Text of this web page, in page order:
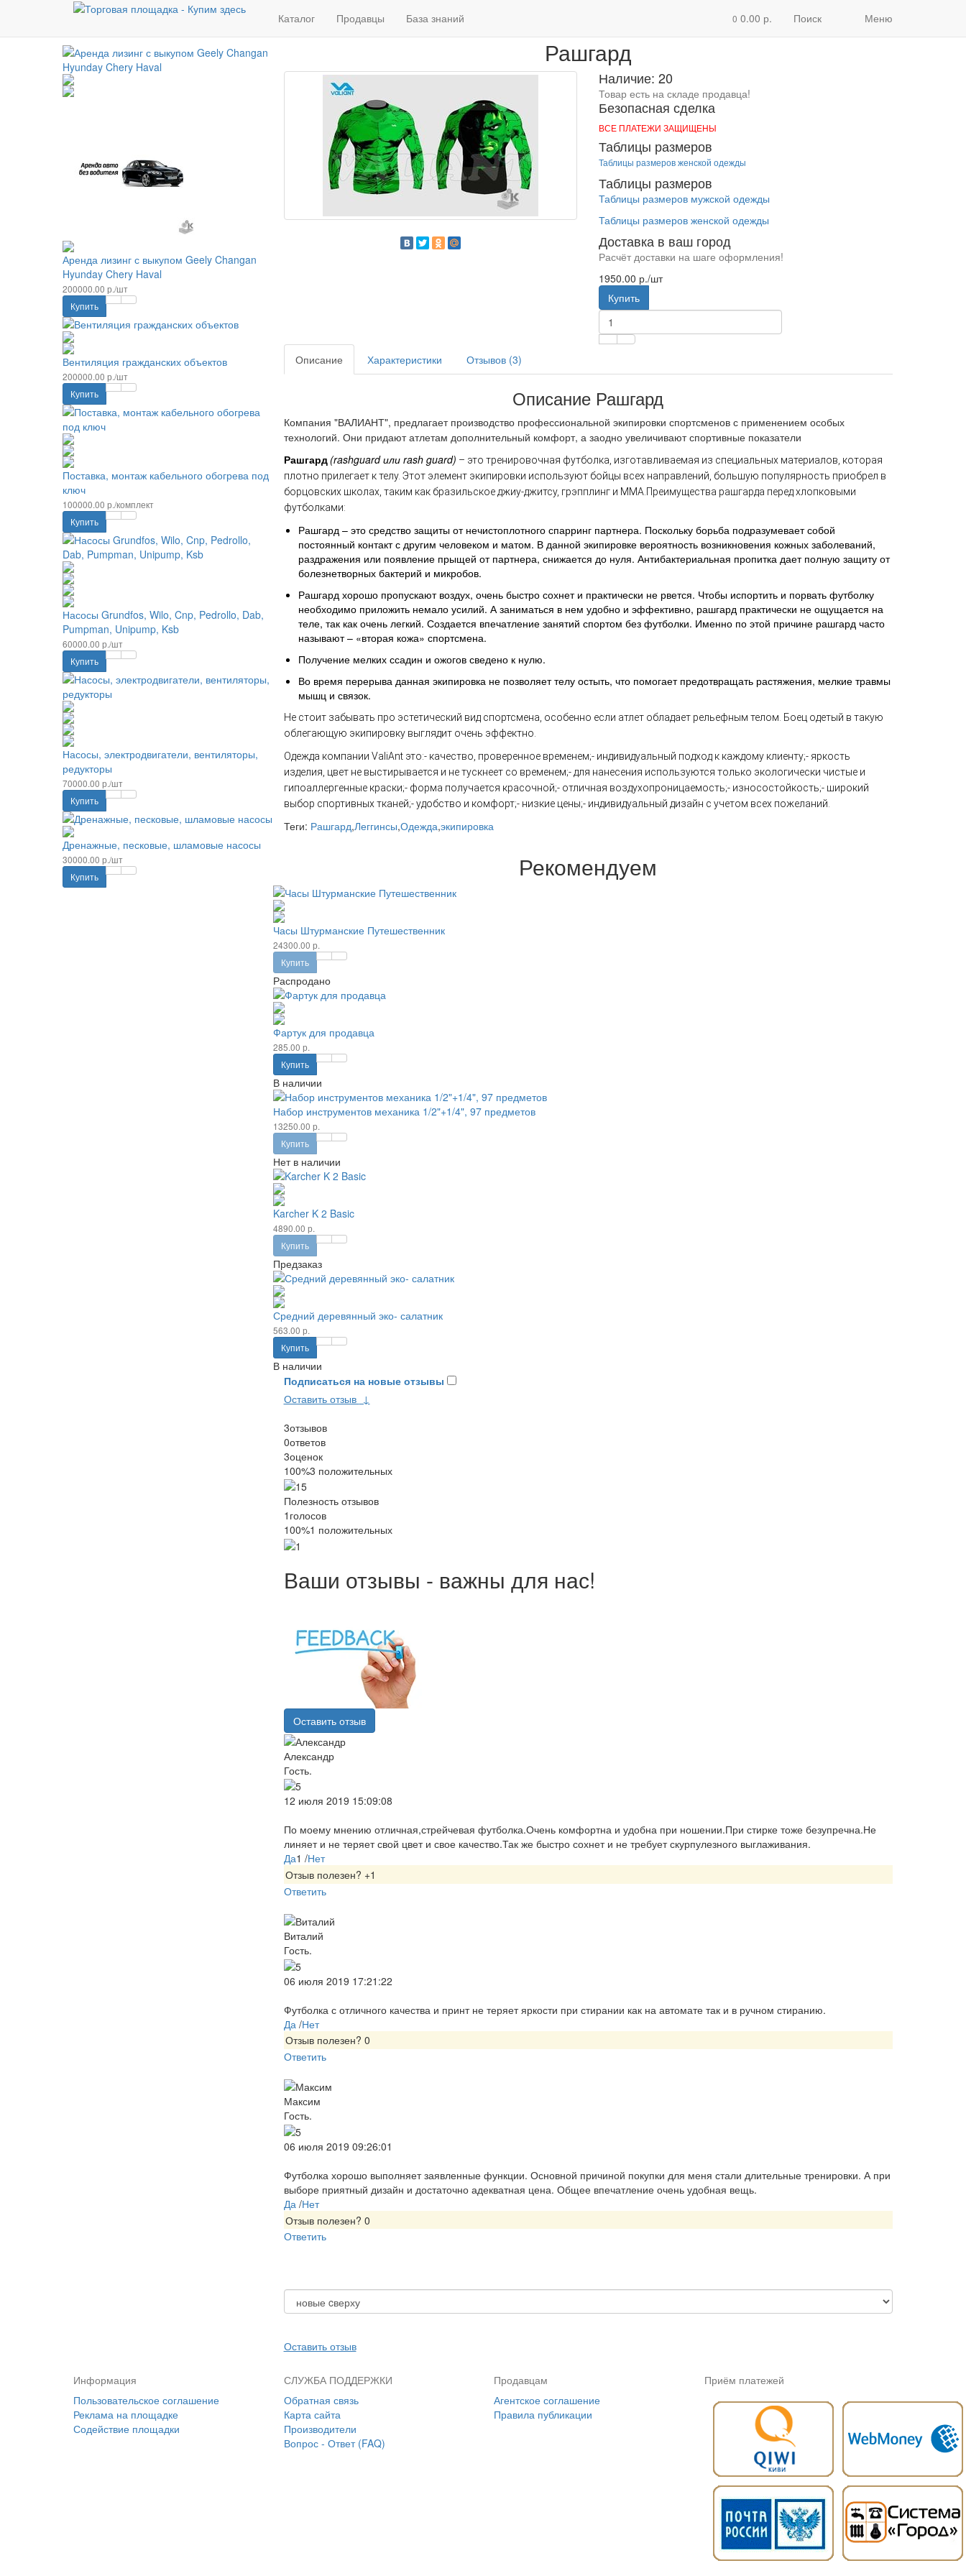
Каталог Продавцы База знаний 0 0.00 р. Поиск Меню
Аренда лизинг с выкупом Geely Changan
Hyunday Chery Haval
200000.00 р./шт
Купить
Вентиляция гражданских объектов
200000.00 р./шт
Купить
Поставка, монтаж кабельного обогрева под
ключ
100000.00 р./комплект
Купить
Насосы Grundfos, Wilo, Cnp, Pedrollo, Dab,
Pumpman, Unipump, Ksb
60000.00 р./шт
Купить
Насосы, электродвигатели, вентиляторы,
редукторы
70000.00 р./шт
Купить
Дренажные, песковые, шламовые насосы
30000.00 р./шт
Купить
Рашгард
Наличие: 20
Товар есть на складе продавца!
Безопасная сделка
ВСЕ ПЛАТЕЖИ ЗАЩИЩЕНЫ
Таблицы размеров
Таблицы размеров женской одежды
Таблицы размеров
Таблицы размеров мужской одежды
Таблицы размеров женской одежды
Доставка в ваш город
Расчёт доставки на шаге оформления!
1950.00 р./шт
Купить
Описание Характеристики Отзывов (3)
Описание Рашгард
Компания "ВАЛИАНТ", предлагает производство профессиональной экипировки спортсменов с применением особых
технологий. Они придают атлетам дополнительный комфорт, а заодно увеличивают спортивные показатели
Рашгард (rashguard или rash guard) – это тренировочная футболка, изготавливаемая из специальных материалов, которая
плотно прилегает к телу. Этот элемент экипировки используют бойцы всех направлений, большую популярность приобрел в
борцовских школах, таким как бразильское джиу-джитсу, грэпплинг и MMA. Преимущества рашгарда перед хлопковыми
футболками:
Рашгард – это средство защиты от нечистоплотного спарринг партнера. Поскольку борьба подразумевает собой
постоянный контакт с другим человеком и матом. В данной экипировке вероятность возникновения кожных заболеваний,
раздражения или появление прыщей от партнера, снижается до нуля. Антибактериальная пропитка дает полную защиту от
болезнетворных бактерий и микробов.
Рашгард хорошо пропускают воздух, очень быстро сохнет и практически не рвется. Чтобы испортить и порвать футболку
необходимо приложить немало усилий. А заниматься в нем удобно и эффективно, рашгард практически не ощущается на
теле, так как очень легкий. Создается впечатление занятий спортом без футболки. Именно по этой причине рашгард часто
называют – «вторая кожа» спортсмена.
Получение мелких ссадин и ожогов сведено к нулю.
Во время перерыва данная экипировка не позволяет телу остыть, что помогает предотвращать растяжения, мелкие травмы
мышц и связок.
Не стоит забывать про эстетический вид спортсмена, особенно если атлет обладает рельефным телом. Боец одетый в такую
облегающую экипировку выглядит очень эффектно.
Одежда компании ValiAnt это:- качество, проверенное временем;- индивидуальный подход к каждому клиенту;- яркость
изделия, цвет не выстирывается и не тускнеет со временем;- для нанесения используются только экологически чистые и
гипоаллергенные краски;- форма получается красочной;- отличная воздухопроницаемость;- износостойкость;- широкий
выбор спортивных тканей;- удобство и комфорт;- низкие цены;- индивидуальный дизайн с учетом всех пожеланий.
Теги: Рашгард,Леггинсы,Одежда,экипировка
Рекомендуем
Часы Штурманские Путешественник
24300.00 р.
Купить
Распродано
Фартук для продавца
285.00 р.
Купить
В наличии
Набор инструментов механика 1/2"+1/4", 97 предметов
13250.00 р.
Купить
Нет в наличии
Karcher K 2 Basic
4890.00 р.
Купить
Предзаказ
Средний деревянный эко- салатник
563.00 р.
Купить
В наличии
Подписаться на новые отзывы
Оставить отзыв ↓
3отзывов
0ответов
3оценок
100%3 положительных
Полезность отзывов
1 голосов
100%1 положительных
Ваши отзывы - важны для нас!
Оставить отзыв
Александр
Гость.
12 июля 2019 15:09:08
По моему мнению отличная,стрейчевая футболка.Очень комфортна и удобна при ношении.При стирке тоже безупречна.Не
линяет и не теряет свой цвет и свое качество.Так же быстро сохнет и не требует скурпулезного выглаживания.
Да1 /Нет
Отзыв полезен? +1
Ответить
Виталий
Гость.
06 июля 2019 17:21:22
Футболка с отличного качества и принт не теряет яркости при стирании как на автомате так и в ручном стиранию.
Да /Нет
Отзыв полезен?0
Ответить
Максим
Гость.
06 июля 2019 09:26:01
Футболка хорошо выполняет заявленные функции. Основной причиной покупки для меня стали длительные тренировки. А при
выборе приятный дизайн и достаточно адекватная цена. Общее впечатление очень удобная вещь.
Да /Нет
Отзыв полезен?0
Ответить
Оставить отзыв
Информация
Пользовательское соглашение
Реклама на площадке
Содействие площадки
СЛУЖБА ПОДДЕРЖКИ
Обратная связь
Карта сайта
Производители
Вопрос - Ответ (FAQ)
Продавцам
Агентское соглашение
Правила публикации
Приём платежей